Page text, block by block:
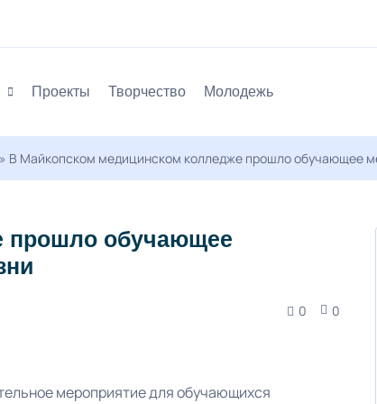
Проекты Творчество Молодежь
» В Майкопском медицинском колледже прошло обучающее
прошло обучающее
0 0
мероприятие для обучающихся